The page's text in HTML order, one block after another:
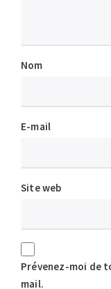
Nom
E-mail
Site web
Prévenez-moi de
mail.